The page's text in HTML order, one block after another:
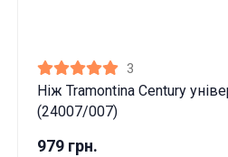
3
Ніж Tramontina Century
(24007/007)
979 грн.